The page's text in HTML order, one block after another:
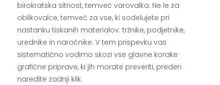
birokratska sitnost, temveč varovalka. Ne le za
oblikovalce, temveč za vse, ki sodelujete pri
nastanku tiskanih materialov: tržnike, podjetnike,
urednike in naročnike. V tem prispevku vas
sistematično vodimo skozi vse glavne korake
grafične priprave, ki jih morate preveriti, preden
naredite zadnji klik.